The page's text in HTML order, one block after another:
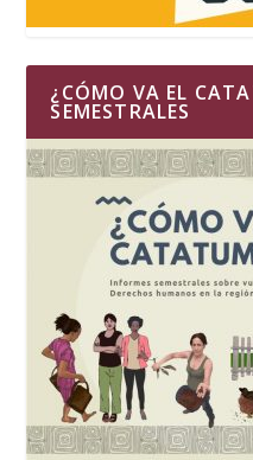
¿CÓMO VA EL
SEMESTRALES